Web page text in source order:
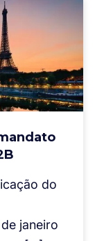
do
janeiro